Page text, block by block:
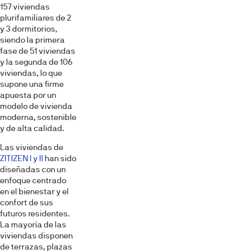
157 viviendas
plurifamiliares de 2
y 3 dormitorios,
siendo la primera
fase de 51 viviendas
y la segunda de 106
viviendas, lo que
supone una firme
apuesta por un
modelo de vivienda
moderna, sostenible
y de alta calidad.
Las viviendas de
ZITIZEN I y II han sido
diseñadas con un
enfoque centrado
en el bienestar y el
confort de sus
futuros residentes.
La mayoría de las
viviendas disponen
de terrazas, plazas